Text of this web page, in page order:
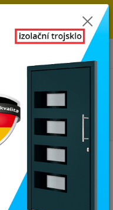
DVEŘÍ SKLADEM U NÁS V
0
0,00 Kč
plastová okna 90x60 cm
cm - 3